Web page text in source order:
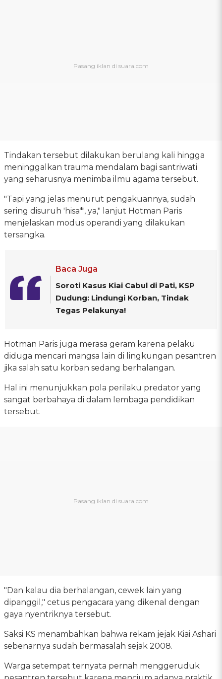
Tindakan tersebut dilakukan berulang kali hingga
meninggalkan trauma mendalam bagi santriwati
yang seharusnya menimba ilmu agama tersebut.
"Tapi yang jelas menurut pengakuannya, sudah
sering disuruh 'hisa*', ya," lanjut Hotman Paris
menjelaskan modus operandi yang dilakukan
tersangka.
Baca Juga
Soroti Kasus Kiai Cabul di Pati, KSP
Dudung: Lindungi Korban, Tindak
Tegas Pelakunya!
Hotman Paris juga merasa geram karena pelaku
diduga mencari mangsa lain di lingkungan pesantren
jika salah satu korban sedang berhalangan.
Hal ini menunjukkan pola perilaku predator yang
sangat berbahaya di dalam lembaga pendidikan
tersebut.
"Dan kalau dia berhalangan, cewek lain yang
dipanggil," cetus pengacara yang dikenal dengan
gaya nyentriknya tersebut.
Saksi KS menambahkan bahwa rekam jejak Kiai Ashari
sebenarnya sudah bermasalah sejak 2008.
Warga setempat ternyata pernah menggeruduk